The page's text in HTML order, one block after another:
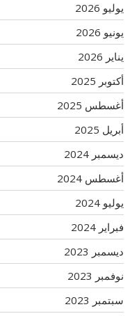
يوليو 2026
يونيو 2026
يناير 2026
أكتوبر 2025
أغسطس 2025
أبريل 2025
ديسمبر 2024
أغسطس 2024
يوليو 2024
فبراير 2024
ديسمبر 2023
نوفمبر 2023
سبتمبر 2023